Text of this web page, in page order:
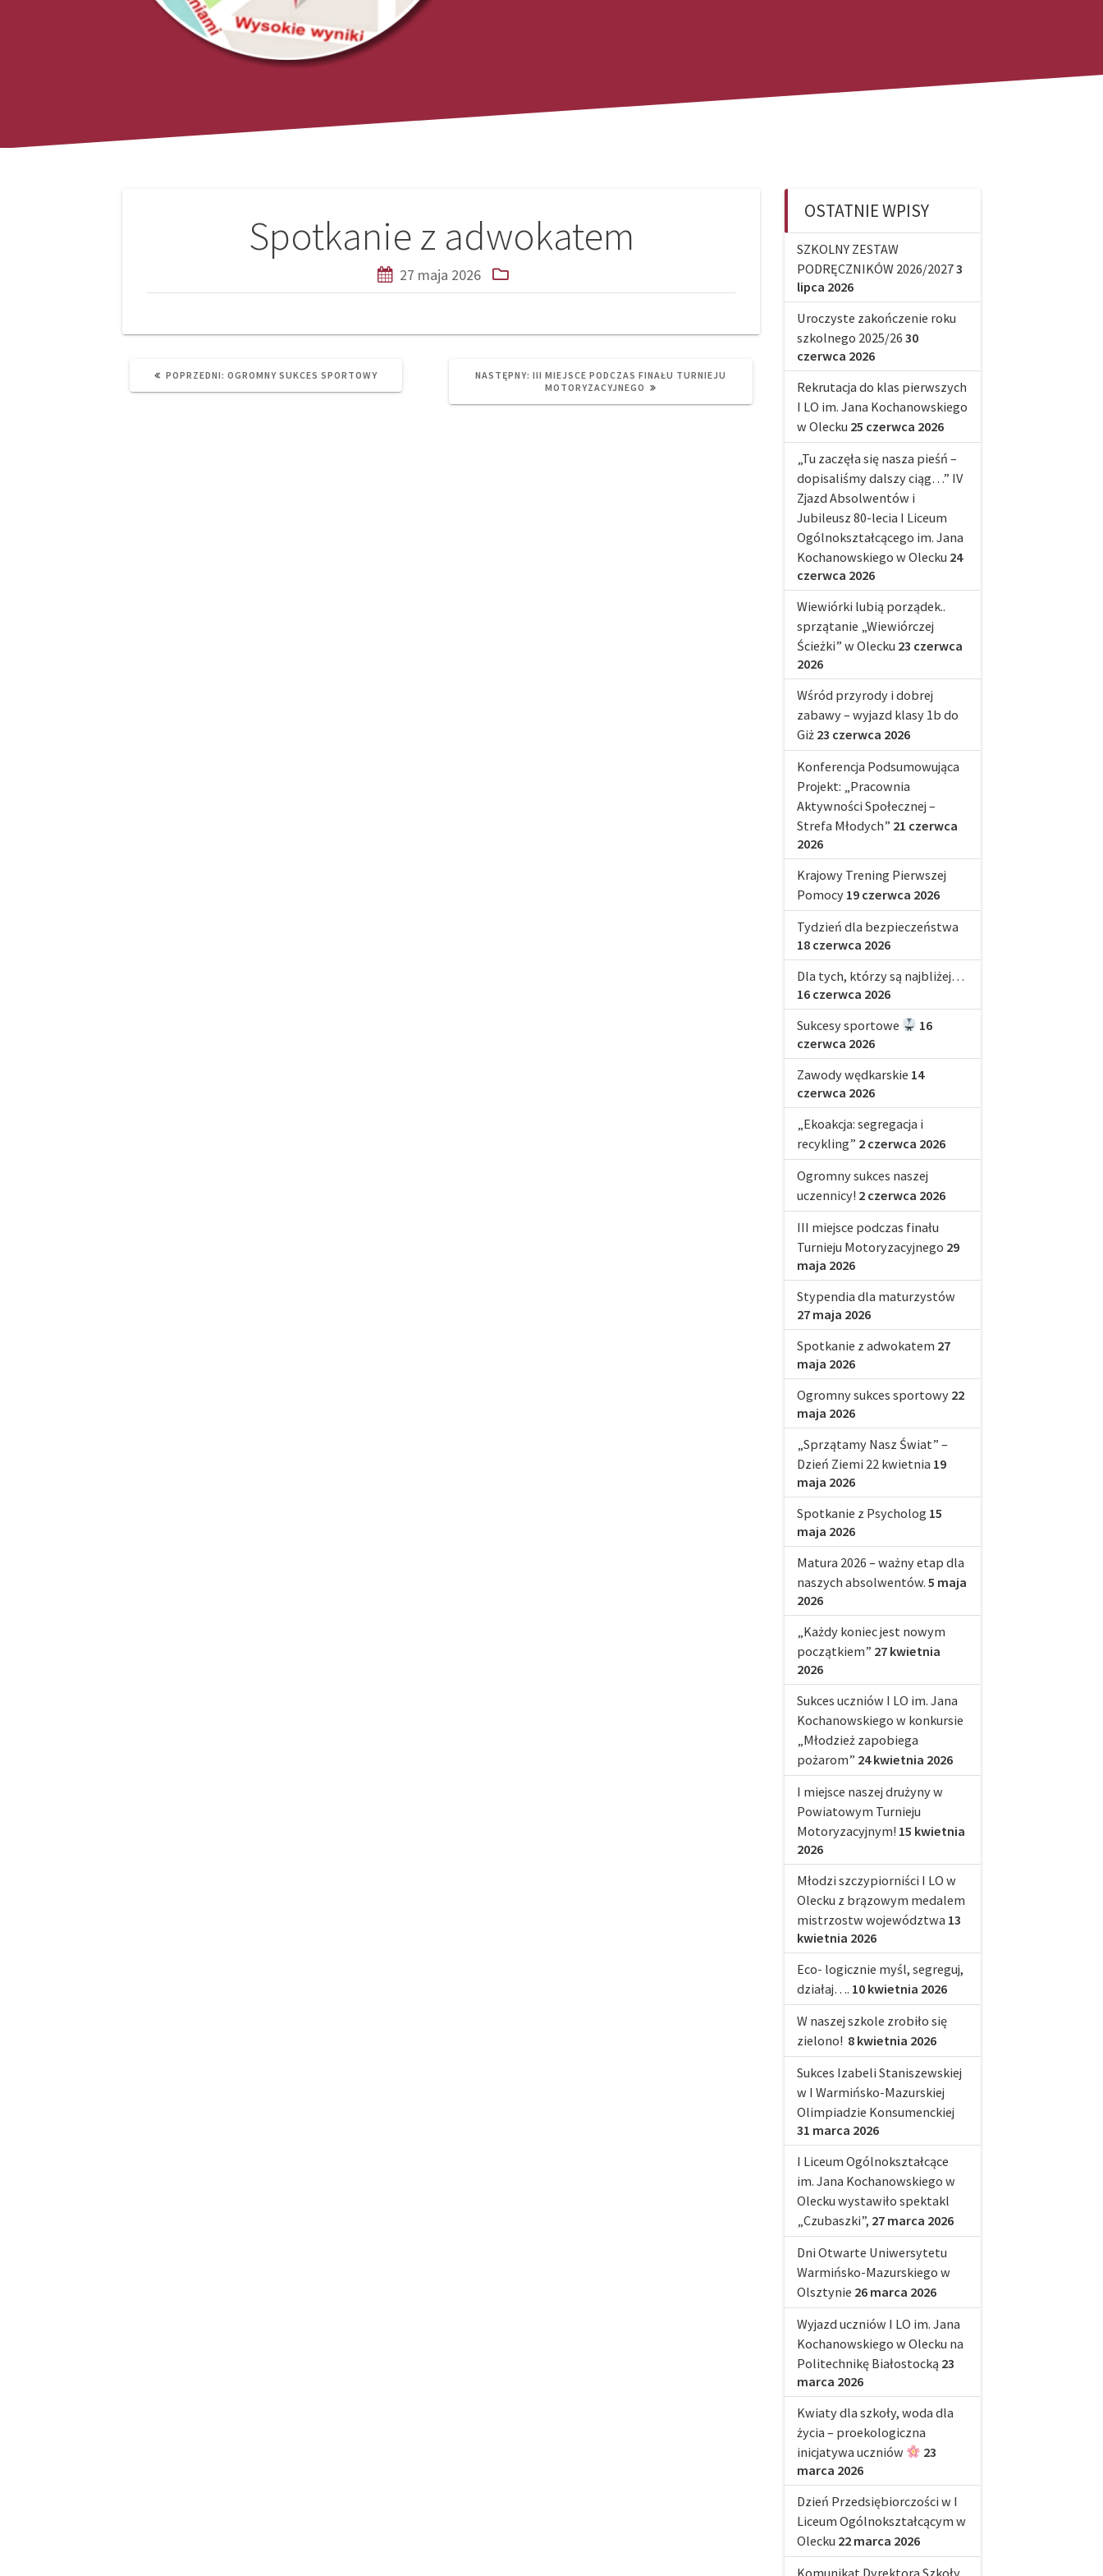
Spotkanie z adwokatem
27 maja 2026
Nawigacja
POPRZEDNI: PREVIOUS
OGROMNY SUKCES SPORTOWY NASTĘPNY: NEXT
POST:
III MIEJSCE PODCZAS FINAŁU TURNIEJU
MOTORYZACYJNEGO
OSTATNIE WPISY
SZKOLNY ZESTAW
PODRĘCZNIKÓW 2026/20273
lipca 2026
Uroczyste zakończenie roku
szkolnego 2025/26 30
czerwca 2026
Rekrutacja do klas pierwszych
I LO im. Jana Kochanowskiego
w Olecku 25 czerwca 2026
„Tu zaczęła się nasza pieśń –
dopisaliśmy dalszy ciąg…” IV
Zjazd Absolwentów i
Jubileusz 80-lecia I Liceum
Ogólnokształcącego im. Jana
Kochanowskiego w Olecku 24
czerwca 2026
Wiewiórki lubią porządek..
sprzątanie „Wiewiórczej
Ścieżki” w Olecku 23 czerwca
2026
Wśród przyrody i dobrej
zabawy – wyjazd klasy 1b do
Giż 23 czerwca 2026
Konferencja Podsumowująca
Projekt: „Pracownia
Aktywności Społecznej –
Strefa Młodych” 21 czerwca
2026
Krajowy Trening Pierwszej
Pomocy 19 czerwca 2026
Tydzień dla bezpieczeństwa
18 czerwca 2026
Dla tych, którzy są najbliżej…
16 czerwca 2026
Sukcesy sportowe
16
czerwca 2026
Zawody wędkarskie 14
czerwca 2026
„Ekoakcja: segregacja i
recykling” 2 czerwca 2026
Ogromny sukces naszej
uczennicy! 2 czerwca 2026
III miejsce podczas finału
Turnieju Motoryzacyjnego 29
maja 2026
Stypendia dla maturzystów
27 maja 2026
Spotkanie z adwokatem 27
maja 2026
Ogromny sukces sportowy 22
maja 2026
„Sprzątamy Nasz Świat” –
Dzień Ziemi 22 kwietnia 19
maja 2026
Spotkanie z Psycholog 15
maja 2026
Matura 2026 – ważny etap dla
naszych absolwentów. 5 maja
2026
„Każdy koniec jest nowym
początkiem” 27 kwietnia
2026
Sukces uczniów I LO im. Jana
Kochanowskiego w konkursie
„Młodzież zapobiega
pożarom” 24 kwietnia 2026
I miejsce naszej drużyny w
Powiatowym Turnieju
Motoryzacyjnym! 15 kwietnia
2026
Młodzi szczypiorniści I LO w
Olecku z brązowym medalem
mistrzostw województwa 13
kwietnia 2026
Eco- logicznie myśl, segreguj,
działaj…. 10 kwietnia 2026
W naszej szkole zrobiło się
zielono! 8 kwietnia 2026
Sukces Izabeli Staniszewskiej
w I Warmińsko-Mazurskiej
Olimpiadzie Konsumenckiej
31 marca 2026
I Liceum Ogólnokształcące
im. Jana Kochanowskiego w
Olecku wystawiło spektakl
„Czubaszki”, 27 marca 2026
Dni Otwarte Uniwersytetu
Warmińsko-Mazurskiego w
Olsztynie 26 marca 2026
Wyjazd uczniów I LO im. Jana
Kochanowskiego w Olecku na
Politechnikę Białostocką 23
marca 2026
Kwiaty dla szkoły, woda dla
życia – proekologiczna
inicjatywa uczniów
23
marca 2026
Dzień Przedsiębiorczości w I
Liceum Ogólnokształcącym w
Olecku 22 marca 2026